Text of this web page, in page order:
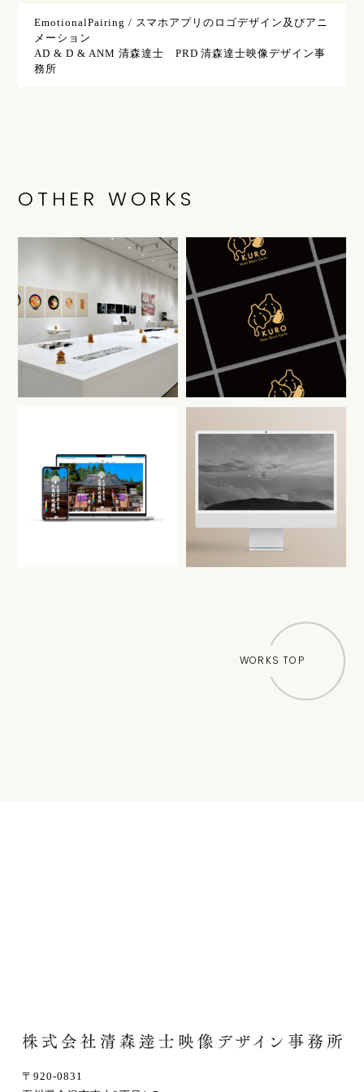
EmotionalPairing / スマホアプリのロゴデザイン及びアニ
メーション
AD & D & ANM 清森達士 PRD 清森達士映像デザイン事
務所
OTHER WORKS
WORKS TOP
〒920-0831